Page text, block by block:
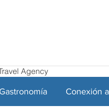
Agency
Gastronomía Conexión